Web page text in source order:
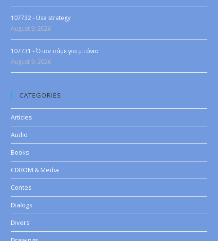
107732 - Use strategy
August 9, 2026
107731 - Όταν πάμε για μπάνιο
August 9, 2026
CATEGORIES
Articles
Audio
Books
CDROM & Media
Contes
Dialogs
Divers